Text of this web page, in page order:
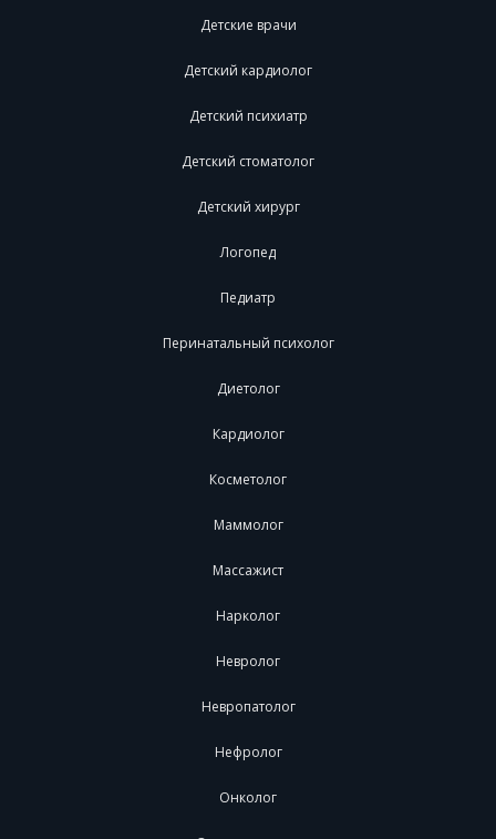
Детские врачи
Детский кардиолог
Детский психиатр
Детский стоматолог
Детский хирург
Логопед
Педиатр
Перинатальный психолог
Диетолог
Кардиолог
Косметолог
Маммолог
Массажист
Нарколог
Невролог
Невропатолог
Нефролог
Онколог